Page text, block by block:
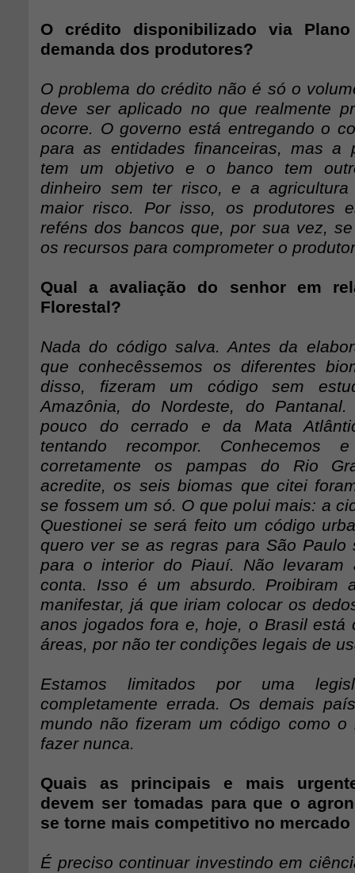
O crédito disponibilizado via
demanda dos produtores?
O problema do crédito não é só o
deve ser aplicado no que realmente
ocorre. O governo está entregando o
para as entidades financeiras, mas a
tem um objetivo e o banco tem
dinheiro sem ter risco, e a
maior risco. Por isso, os produtores
reféns dos bancos que, por sua vez,
os recursos para comprometer o
Qual a avaliação do senhor em
Florestal?
Nada do código salva. Antes da
que conhecêssemos os diferentes
disso, fizeram um código sem
Amazônia, do Nordeste, do Pantanal.
pouco do cerrado e da Mata
tentando recompor. Conhecemos
corretamente os pampas do Rio
acredite, os seis biomas que citei
se fossem um só. O que polui mais: a
Questionei se será feito um código
quero ver se as regras para São Paulo
para o interior do Piauí. Não levaram
conta. Isso é um absurdo. Proibiram
manifestar, já que iriam colocar os
anos jogados fora e, hoje, o Brasil está
áreas, por não ter condições legais de
Estamos limitados por uma
completamente errada. Os demais
mundo não fizeram um código como
fazer nunca.
Quais as principais e mais
devem ser tomadas para que o
se torne mais competitivo no
É preciso continuar investindo em